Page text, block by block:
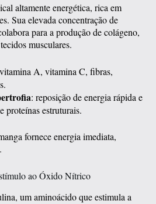
altamente energética, rica em
Sua elevada concentração de
para a produção de colágeno,
musculares.
A, vitamina C, fibras,
: reposição de energia rápida e
proteínas estruturais.
fornece energia imediata,
ao Óxido Nítrico
um aminoácido que estimula a